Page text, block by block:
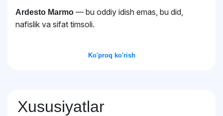
Ardesto Marmo — bu oddiy idish emas, bu did,
nafislik va sifat timsoli.
Ko'proq ko'rish
Xususiyatlar